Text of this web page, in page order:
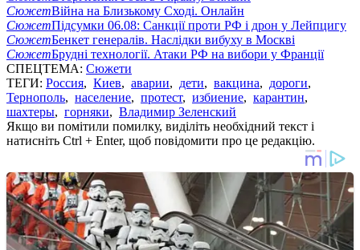
СюжетВійна на Близькому Сході. Онлайн
СюжетПідсумки 06.08: Санкції проти РФ і дрон у Лейпцигу
СюжетБенкет генералів. Наслідки вибуху в Москві
СюжетБрудні технології. Атаки РФ на вибори у Франції
СПЕЦТЕМА: Сюжети
ТЕГИ: Россия, Киев, аварии, дети, вакцина, дороги,
Тернополь, население, протест, избиение, карантин,
шахтеры, горняки, Владимир Зеленский
Якщо ви помітили помилку, виділіть необхідний текст і
натисніть Ctrl + Enter, щоб повідомити про це редакцію.